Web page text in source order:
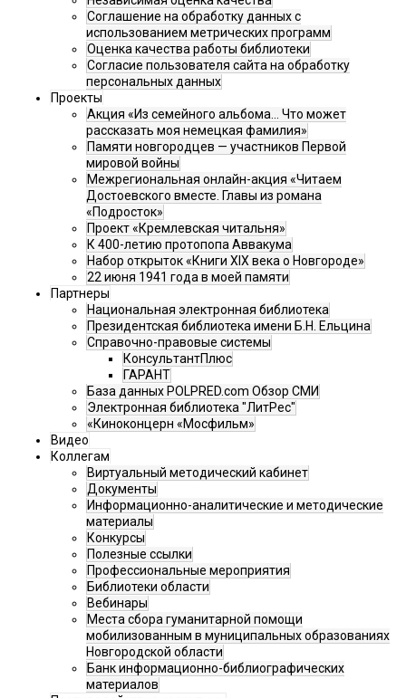
Соглашение на обработку данных с
использованием метрических программ
Оценка качества работы библиотеки
Согласие пользователя сайта на обработку
персональных данных
Проекты
Акция «Из семейного альбома... Что может
рассказать моя немецкая фамилия»
Памяти новгородцев — участников Первой
мировой войны
Межрегиональная онлайн-акция «Читаем
Достоевского вместе. Главы из романа
«Подросток»
Проект «Кремлевская читальня»
К 400-летию протопопа Аввакума
Набор открыток «Книги XIX века о Новгороде»
22 июня 1941 года в моей памяти
Партнеры
Национальная электронная библиотека
Президентская библиотека имени Б.Н. Ельцина
Справочно-правовые системы
КонсультантПлюс
ГАРАНТ
База данных POLPRED.com Обзор СМИ
Электронная библиотека "ЛитРес"
«Киноконцерн «Мосфильм»
Видео
Коллегам
Виртуальный методический кабинет
Документы
Информационно-аналитические и методические
материалы
Конкурсы
Полезные ссылки
Профессиональные мероприятия
Библиотеки области
Вебинары
Места сбора гуманитарной помощи
мобилизованным в муниципальных образованиях
Новгородской области
Банк информационно-библиографических
материалов